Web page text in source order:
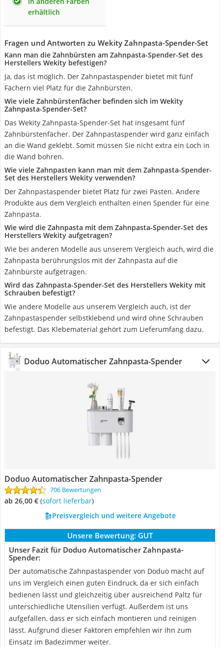
erhältlich
Fragen und Antworten zu Wekity Zahnpasta-Spender-Set
Kann man die Zahnbürsten am Zahnpasta-Spender-Set des
Herstellers Wekity befestigen?
Ja, das ist möglich. Der Zahnpastaspender bietet mit fünf
Fächern viel Platz für die Zahnbürsten.
Wie viele Zahnbürstenfächer befinden sich im Wekity
Zahnpasta-Spender-Set?
Das Wekity Zahnpasta-Spender-Set hat insgesamt fünf
Zahnbürstenfächer. Der Zahnpastaspender wird ganz einfach
an die Wand geklebt. Somit müssen Sie nicht extra ein Loch in
die Wand bohren.
Wie viele Zahnpasten kann man mit dem Zahnpasta-Spender-
Set des Herstellers Wekity verwenden?
Der Zahnpastaspender bietet Platz für zwei Pasten. Andere
Produkte aus dem Vergleich enthalten einen Spender für eine
Zahnpasta.
Wie wird die Zahnpasta mit dem Zahnpasta-Spender-Set des
Herstellers Wekity aufgetragen?
Wie bei anderen Modelle aus unserem Vergleich auch, wird die
Zahnpasta berührungslos mit der Zahnpasta auf die
Zahnbürste aufgetragen.
Wird das Zahnpasta-Spender-Set des Herstellers Wekity mit
Schrauben befestigt?
Wie andere Modelle aus unserem Vergleich auch, ist der
Zahnpastaspender selbstklebend und wird ohne Schrauben
befestigt. Das Klebematerial gehört zum Lieferumfang dazu.
Doduo Automatischer Zahnpasta-Spender
Doduo Automatischer Zahnpasta-Spender
706 Bewertungen
ab 26,00 € ( Sofort lieferbar)
Preisvergleich und weitere Angebote
Unsere Bewertung: GUT
Unser Fazit für Doduo Automatischer Zahnpasta-
Spender:
Der automatische Zahnpastaspender von Doduo macht auf
uns im Vergleich einen guten Eindruck, da er sich einfach
bedienen lässt und gleichzeitig über ausreichend Paltz für
unterschiedliche Utensilien verfügt. Außerdem ist uns
aufgefallen, dass er sich einfach montieren und reinigen
lässt. Aufgrund dieser Faktoren empfehlen wir ihn zum
Einsatz im Badezimmer weiter.